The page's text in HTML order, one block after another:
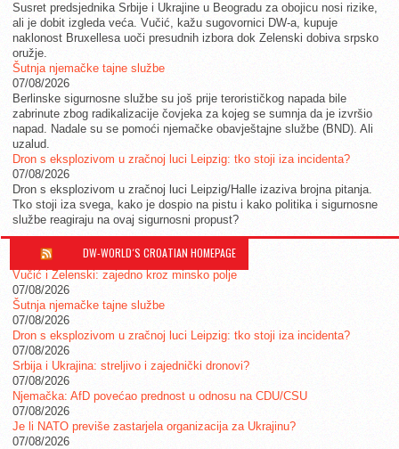
Susret predsjednika Srbije i Ukrajine u Beogradu za obojicu nosi rizike,
ali je dobit izgleda veća. Vučić, kažu sugovornici DW-a, kupuje
naklonost Bruxellesa uoči presudnih izbora dok Zelenski dobiva srpsko
oružje.
Šutnja njemačke tajne službe
07/08/2026
Berlinske sigurnosne službe su još prije terorističkog napada bile
zabrinute zbog radikalizacije čovjeka za kojeg se sumnja da je izvršio
napad. Nadale su se pomoći njemačke obavještajne službe (BND). Ali
uzalud.
Dron s eksplozivom u zračnoj luci Leipzig: tko stoji iza incidenta?
07/08/2026
Dron s eksplozivom u zračnoj luci Leipzig/Halle izaziva brojna pitanja.
Tko stoji iza svega, kako je dospio na pistu i kako politika i sigurnosne
službe reagiraju na ovaj sigurnosni propust?
DW-WORLD´S CROATIAN HOMEPAGE
Vučić i Zelenski: zajedno kroz minsko polje
07/08/2026
Šutnja njemačke tajne službe
07/08/2026
Dron s eksplozivom u zračnoj luci Leipzig: tko stoji iza incidenta?
07/08/2026
Srbija i Ukrajina: streljivo i zajednički dronovi?
07/08/2026
Njemačka: AfD povećao prednost u odnosu na CDU/CSU
07/08/2026
Je li NATO previše zastarjela organizacija za Ukrajinu?
07/08/2026